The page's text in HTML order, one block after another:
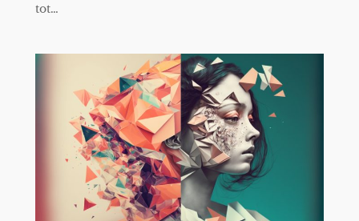
tot…